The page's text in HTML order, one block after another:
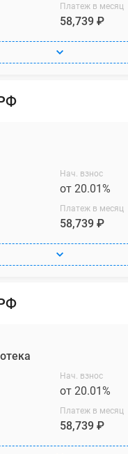
Платеж в месяц
58,739 ₽
Нач. взнос
от 20.01%
Платеж в месяц
58,739 ₽
Нач. взнос
от 20.01%
Платеж в месяц
58,739 ₽